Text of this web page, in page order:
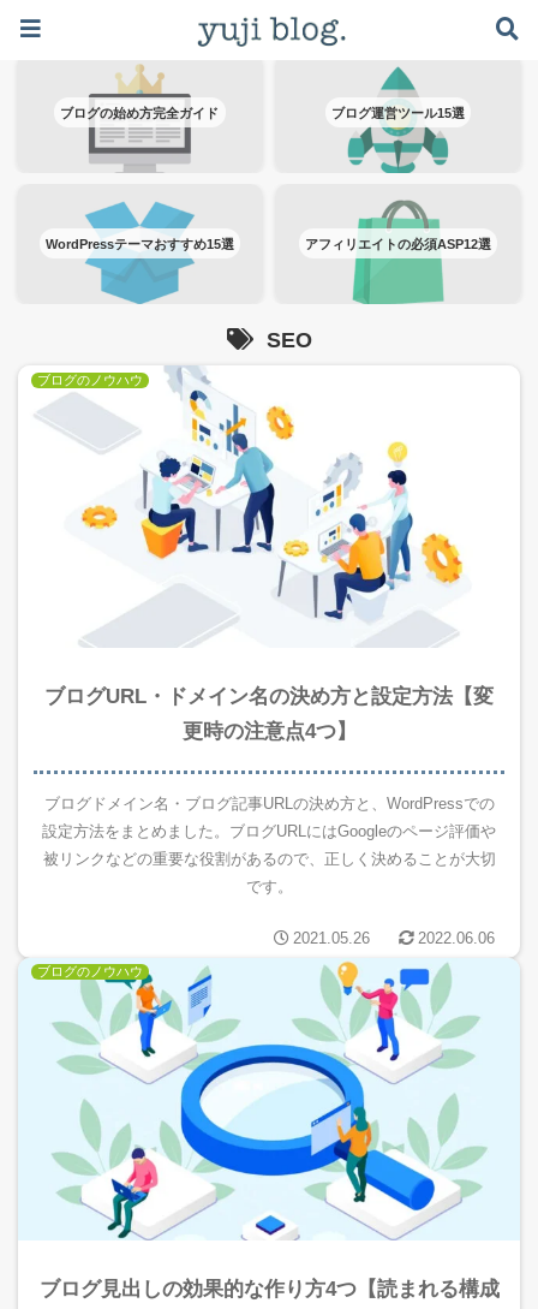
ブログの始め方完全ガイド ブログ運営ツール15選
WordPressテーマおすすめ15選 アフィリエイトの必須ASP12選
SEO
ブログのノウハウ
ブログURL・ドメイン名の決め方と設定方法【変
更時の注意点4つ】
ブログドメイン名・ブログ記事URLの決め方と、WordPressでの
設定方法をまとめました。ブログURLにはGoogleのページ評価や
被リンクなどの重要な役割があるので、正しく決めることが大切
です。
2021.05.26 2022.06.06
ブログのノウハウ
ブログ見出しの効果的な作り方4つ【読まれる構成